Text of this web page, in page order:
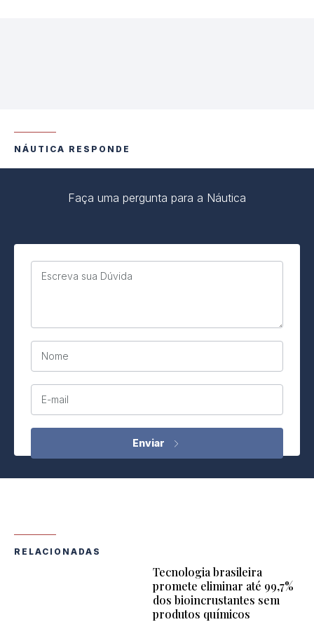
NÁUTICA RESPONDE
Faça uma pergunta para a Náutica
Escreva sua Dúvida
Nome
E-mail
RELACIONADAS
Tecnologia brasileira
promete eliminar até 99,7%
dos bioincrustantes sem
produtos químicos